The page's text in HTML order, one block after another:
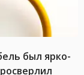
был ярко-